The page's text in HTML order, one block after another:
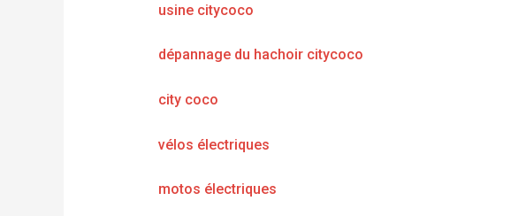
usine citycoco
dépannage du hachoir citycoco
city coco
vélos électriques
motos électriques